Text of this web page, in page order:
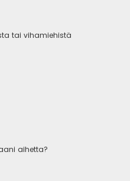
tai vihamiehistä
aihetta?